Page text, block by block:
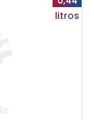
litros